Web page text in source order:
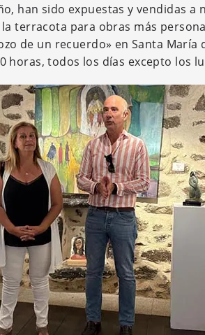
han sido expuestas y vendidas a
terracota para obras más
de un recuerdo» en Santa María
horas, todos los días excepto los